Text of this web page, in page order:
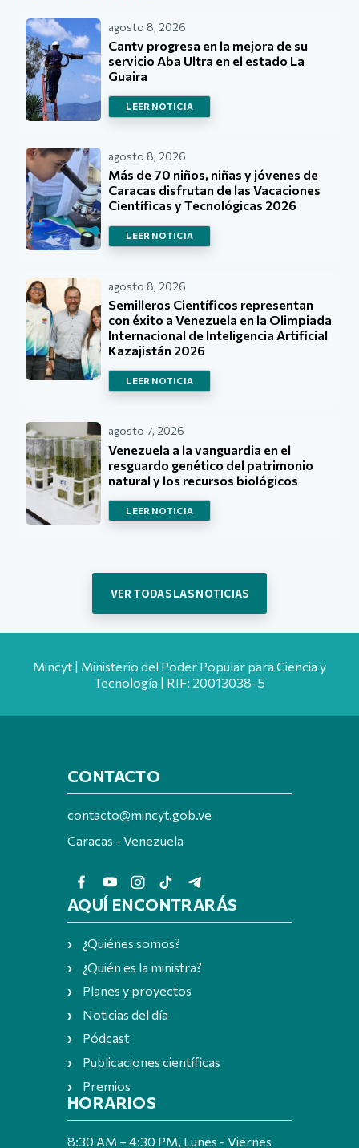
agosto 8, 2026
Cantv progresa en la mejora de su
servicio Aba Ultra en el estado La
Guaira
LEER NOTICIA
agosto 8, 2026
Más de 70 niños, niñas y jóvenes de
Caracas disfrutan de las Vacaciones
Científicas y Tecnológicas 2026
LEER NOTICIA
agosto 8, 2026
Semilleros Científicos representan
con éxito a Venezuela en la Olimpiada
Internacional de Inteligencia Artificial
Kazajistán 2026
LEER NOTICIA
agosto 7, 2026
Venezuela a la vanguardia en el
resguardo genético del patrimonio
natural y los recursos biológicos
LEER NOTICIA
VER TODAS LAS NOTICIAS
Mincyt | Ministerio del Poder Popular para Ciencia y
Tecnología | RIF: 20013038-5
CONTACTO
contacto@mincyt.gob.ve
Caracas - Venezuela
AQUÍ ENCONTRARÁS
¿Quiénes somos?
¿Quién es la ministra?
Planes y proyectos
Noticias del día
Pódcast
Publicaciones científicas
Premios
HORARIOS
8:30 AM – 4:30 PM, Lunes - Viernes